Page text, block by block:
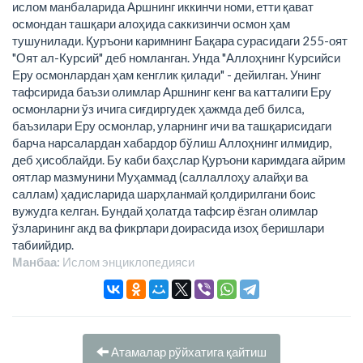
ислом манбаларида Аршнинг иккинчи номи, етти қават
осмондан ташқари алоҳида саккизинчи осмон ҳам
тушунилади. Қуръони каримнинг Бақара сурасидаги 255-оят
"Оят ал-Курсий" деб номланган. Унда "Аллоҳнинг Курсийси
Еру осмонлардан ҳам кенглик қилади" - дейилган. Унинг
тафсирида баъзи олимлар Аршнинг кенг ва катталиги Еру
осмонларни ўз ичига сиғдиргудек ҳажмда деб билса,
баъзилари Еру осмонлар, уларнинг ичи ва ташқарисидаги
барча нарсалардан хабардор бўлиш Аллоҳнинг илмидир,
деб ҳисоблайди. Бу каби баҳслар Қуръони каримдага айрим
оятлар мазмунини Муҳаммад (саллаллоҳу алайҳи ва
саллам) ҳадисларида шарҳланмай қолдирилгани боис
вужудга келган. Бундай ҳолатда тафсир ёзган олимлар
ўзларининг акд ва фикрлари доирасида изоҳ беришлари
табиийдир.
Манбаа: Ислом энциклопeдияси
Атамалар рўйхатига қайтиш